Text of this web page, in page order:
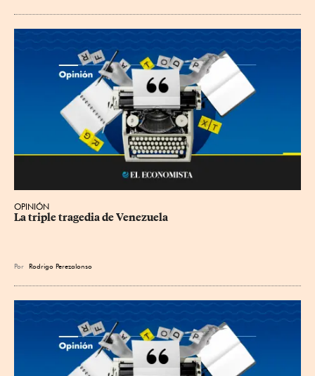
OPINIÓN
La triple tragedia de Venezuela
Por Rodrigo Perezalonso